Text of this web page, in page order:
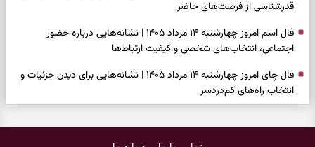
قدرشناسی از فرصت‌های حاضر
فال اسم امروز چهارشنبه ۱۴ مرداد ۱۴۰۵ | نشانه‌هایی درباره حضور
اجتماعی، انتخاب‌های شخصی و کیفیت ارتباط‌ها
فال چای امروز چهارشنبه ۱۴ مرداد ۱۴۰۵ | نشانه‌هایی برای دیدن جزئیات و
انتخاب راه‌های کم‌دردسر